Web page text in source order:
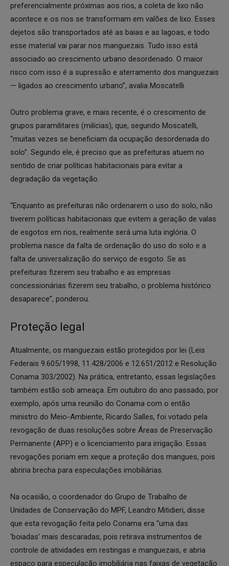
preferencialmente próximas aos rios, a coleta de lixo não
acontece e os rios se transformam em valões de lixo. Esses
dejetos são transportados até as baias e as lagoas, e todo
esse material vai parar nos manguezais. Tudo isso está
associado ao crescimento urbano desordenado. O maior
risco com isso é a supressão e aterramento dos manguezais
— ligados ao crescimento urbano”, avalia Moscatelli.
Outro problema grave, e mais recente, é o crescimento de
grupos paramilitares (milícias), que, segundo Moscatelli,
“muitas vezes se beneficiam da ocupação desordenada do
solo”. Segundo ele, é preciso que as prefeituras atuem no
sentido de criar políticas habitacionais para evitar a
degradação da vegetação.
“Enquanto as prefeituras não ordenarem o uso do solo, não
tiverem políticas habitacionais que evitem a geração de valas
de esgotos em rios, realmente será uma luta inglória. O
problema nasce da falta de ordenação do uso do solo e a
falta de universalização do serviço de esgoto. Se as
prefeituras fizerem seu trabalho e as empresas
concessionárias fizerem seu trabalho, o problema histórico
desaparece”, ponderou.
Proteção legal
Atualmente, os manguezais estão protegidos por lei (Leis
Federais 9.605/1998, 11.428/2006 e 12.651/2012 e Resolução
Conama 303/2002). Na prática, entretanto, essas legislações
também estão sob ameaça. Em outubro do ano passado, por
exemplo, após uma reunião do Conama com o então
ministro do Meio-Ambiente, Ricardo Salles, foi votado pela
revogação de duas resoluções sobre Áreas de Preservação
Permanente (APP) e o licenciamento para irrigação. Essas
revogações poriam em xeque a proteção dos mangues, pois
abriria brecha para especulações imobiliárias.
Na ocasião, o coordenador do Grupo de Trabalho de
Unidades de Conservação do MPF, Leandro Mitidieri, disse
que esta revogação feita pelo Conama era “uma das
‘boiadas’ mais descaradas, pois retirava instrumentos de
controle de atividades em restingas e manguezais, e abria
espaço para especulação imobiliária nas faixas de vegetação